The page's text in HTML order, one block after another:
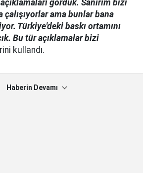
gördük. Sanırım bizi
çalışıyorlar ama bunlar bana
Türkiye'deki baskı ortamını
Bu tür açıklamalar bizi
kullandı.
Haberin Devamı